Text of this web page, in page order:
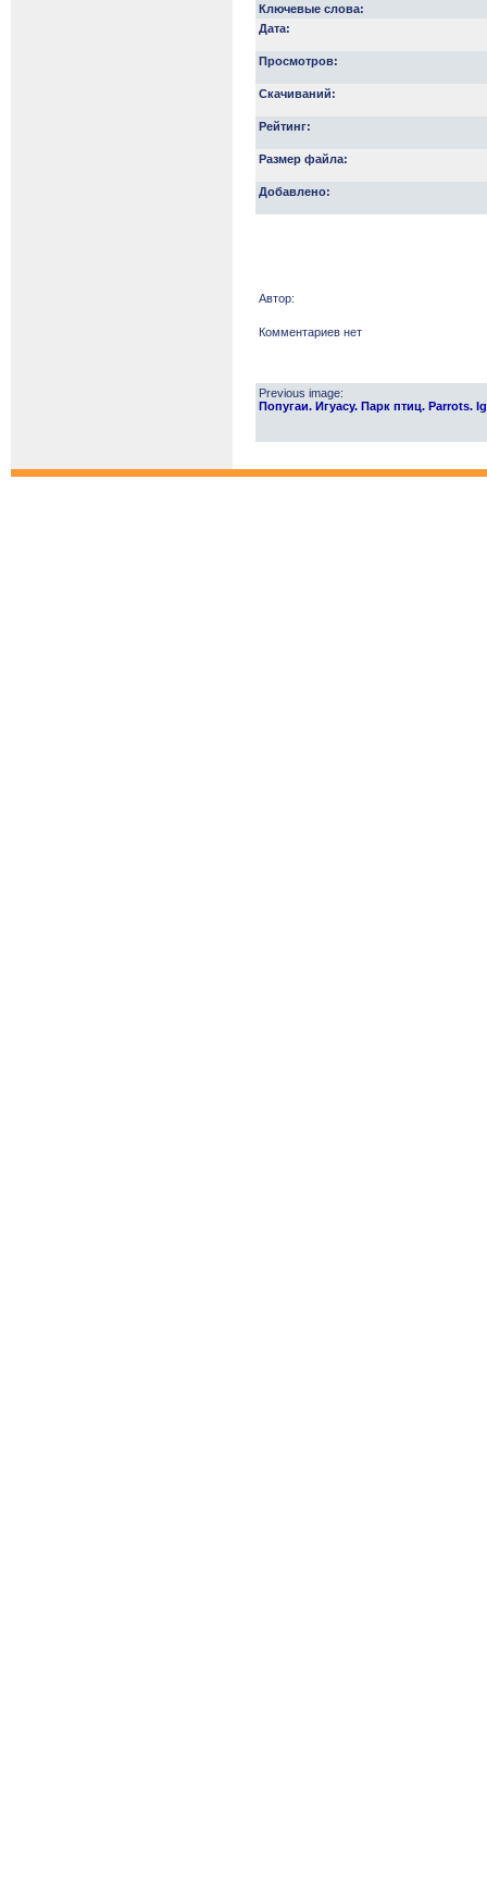
Ключевые слова:
Дата:
Просмотров:
Скачиваний:
Рейтинг:
Размер файла:
Добавлено:
Автор:
Комментариев нет
Previous image:
Попугаи. Игуасу. Парк птиц. Parrots.